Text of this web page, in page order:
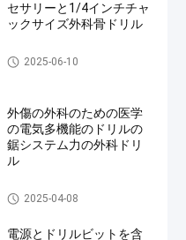
セサリーと1/4インチチャ
ックサイズ外科骨ドリル
外科骨のドリル
2025-06-10
外傷の外科のための医学
の電気多機能のドリルの
鋸システム力の外科ドリ
ル
多機能のドリルの鋸システム
2025-04-08
電源とドリルビットを含